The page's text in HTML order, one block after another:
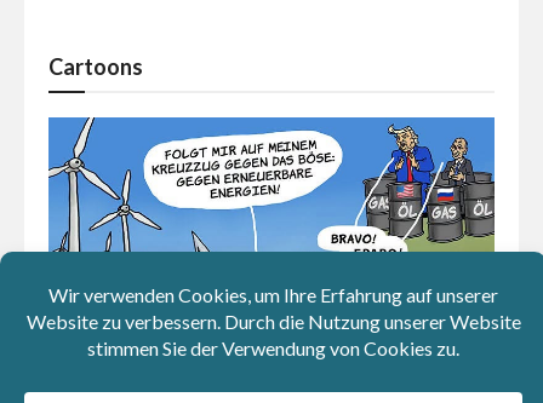
Cartoons